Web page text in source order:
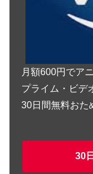
月額600円でア
プライム・ビデ
30日間無料おた
30